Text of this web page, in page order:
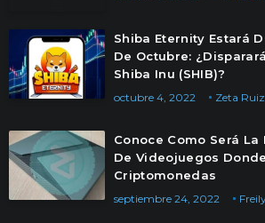
Shiba Eternity Estará
De Octubre:
Shiba Inu (SHIB)?
Zeta Ruiz
octubre 4, 2022
Conoce Como Será
De Videojuegos
Criptomonedas
septiembre 24, 2022